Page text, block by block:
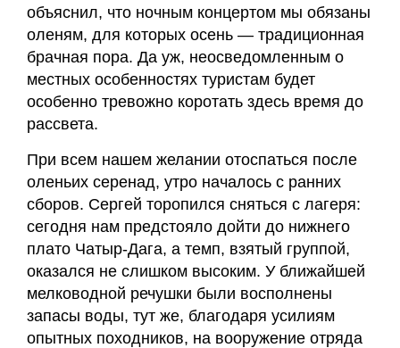
объяснил, что ночным концертом мы обязаны
оленям, для которых осень — традиционная
брачная пора. Да уж, неосведомленным о
местных особенностях туристам будет
особенно тревожно коротать здесь время до
рассвета.
При всем нашем желании отоспаться после
оленьих серенад, утро началось с ранних
сборов. Сергей торопился сняться с лагеря:
сегодня нам предстояло дойти до нижнего
плато Чатыр-Дага, а темп, взятый группой,
оказался не слишком высоким. У ближайшей
мелководной речушки были восполнены
запасы воды, тут же, благодаря усилиям
опытных походников, на вооружение отряда